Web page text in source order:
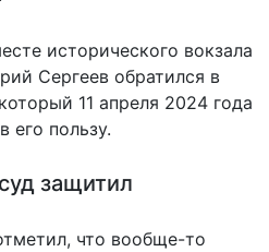
исторического вокзала
Сергеев обратился в
11 апреля 2024 года
его пользу.
защитил
что вообще-то